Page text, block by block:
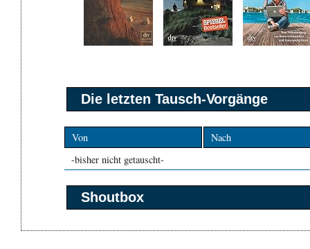
Die letzten Tausch-Vorgänge
Von
Nach
-bisher nicht getauscht-
Shoutbox